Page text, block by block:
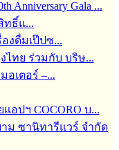
Anniversary Gala ...
ทธิ์แ...
งดื่มเป๊ปซ...
ไทย ร่วมกับ บริษ...
อเตอร์ –...
อปฯ COCORO บ...
ม ซานิทารีแวร์ จำกัด